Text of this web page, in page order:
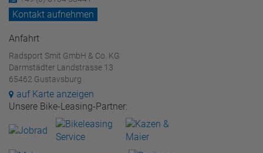
Kontakt aufnehmen
Anfahrt
Radsport Smit GmbH & Co. KG
Darmstädter Landstrasse 13
65462 Gustavsburg
auf Karte anzeigen
Unsere Bike-Leasing-Partner: